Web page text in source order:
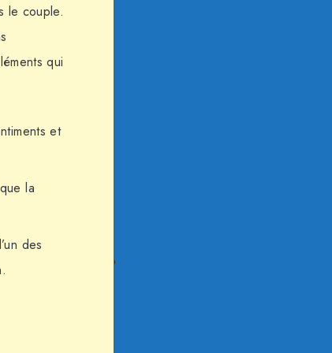
le couple.
qui
et
la
des